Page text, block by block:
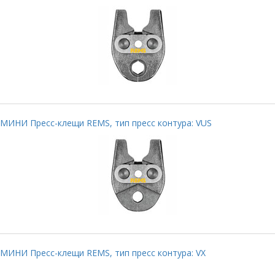
МИНИ Пресс-клещи REMS, тип пресс контура: VUS
МИНИ Пресс-клещи REMS, тип пресс контура: VX